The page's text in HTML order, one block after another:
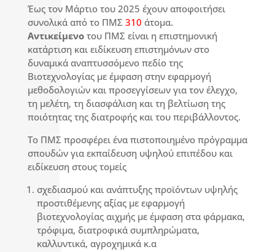
Έως τον Μάρτιο του 2025 έχουν αποφοιτήσει
συνολικά από το ΠΜΣ 310 άτομα.
Αντικείμενοτου ΠΜΣ είναι η επιστημονική
κατάρτιση και ειδίκευση επιστημόνων στο
δυναμικά αναπτυσσόμενο πεδίο της
Βιοτεχνολογίας με έμφαση στην εφαρμογή
μεθοδολογιών και προσεγγίσεων για τον έλεγχο,
τη μελέτη, τη διασφάλιση και τη βελτίωση της
ποιότητας της διατροφής και του περιβάλλοντος.
Το ΠΜΣ προσφέρει ένα πιστοποιημένο πρόγραμμα
σπουδών για εκπαίδευση υψηλού επιπέδου και
ειδίκευση στους τομείς
σχεδιασμού και ανάπτυξης προϊόντων υψηλής
προστιθέμενης αξίας με εφαρμογή
βιοτεχνολογίας αιχμής με έμφαση στα φάρμακα,
τρόφιμα, διατροφικά συμπληρώματα,
καλλυντικά, αγροχημικά κ.α